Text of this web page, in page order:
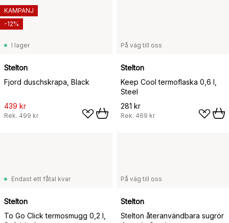
I lager
Stelton
Fjord duschskrapa, Black
439 kr
Rek. 499 kr
KAMPANJ
-12%
På väg till oss
Stelton
Keep Cool termoflaska 0,6 l,
Steel
281 kr
Rek. 469 kr
Endast ett fåtal kvar
Stelton
To Go Click termosmugg 0,2 l,
På väg till oss
Stelton
Stelton återanvändbara sugrör